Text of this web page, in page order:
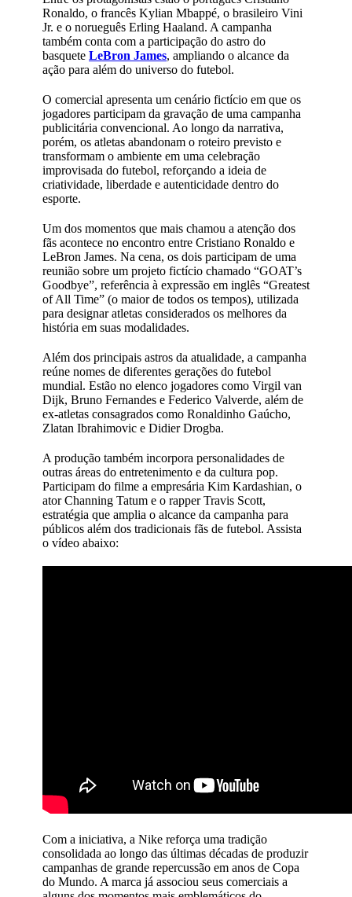
Ronaldo, o francês Kylian Mbappé, o brasileiro Vini
Jr. e o norueguês Erling Haaland. A campanha
também conta com a participação do astro do
basquete LeBron James, ampliando o alcance da
ação para além do universo do futebol.
O comercial apresenta um cenário fictício em que os
jogadores participam da gravação de uma campanha
publicitária convencional. Ao longo da narrativa,
porém, os atletas abandonam o roteiro previsto e
transformam o ambiente em uma celebração
improvisada do futebol, reforçando a ideia de
criatividade, liberdade e autenticidade dentro do
esporte.
Um dos momentos que mais chamou a atenção dos
fãs acontece no encontro entre Cristiano Ronaldo e
LeBron James. Na cena, os dois participam de uma
reunião sobre um projeto fictício chamado “GOAT’s
Goodbye”, referência à expressão em inglês “Greatest
of All Time” (o maior de todos os tempos), utilizada
para designar atletas considerados os melhores da
história em suas modalidades.
Além dos principais astros da atualidade, a campanha
reúne nomes de diferentes gerações do futebol
mundial. Estão no elenco jogadores como Virgil van
Dijk, Bruno Fernandes e Federico Valverde, além de
ex-atletas consagrados como Ronaldinho Gaúcho,
Zlatan Ibrahimovic e Didier Drogba.
A produção também incorpora personalidades de
outras áreas do entretenimento e da cultura pop.
Participam do filme a empresária Kim Kardashian, o
ator Channing Tatum e o rapper Travis Scott,
estratégia que amplia o alcance da campanha para
públicos além dos tradicionais fãs de futebol. Assista
o vídeo abaixo:
Com a iniciativa, a Nike reforça uma tradição
consolidada ao longo das últimas décadas de produzir
campanhas de grande repercussão em anos de Copa
do Mundo. A marca já associou seus comerciais a